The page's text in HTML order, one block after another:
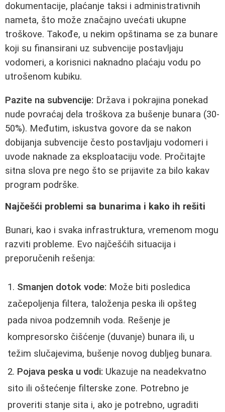
dokumentacije, plaćanje taksi i administrativnih
nameta, što može značajno uvećati ukupne
troškove. Takođe, u nekim opštinama se za bunare
koji su finansirani uz subvencije postavljaju
vodomeri, a korisnici naknadno plaćaju vodu po
utrošenom kubiku.
Pazite na subvencije: Država i pokrajina ponekad
nude povraćaj dela troškova za bušenje bunara (30-
50%). Međutim, iskustva govore da se nakon
dobijanja subvencije često postavljaju vodomeri i
uvode naknade za eksploataciju vode. Pročitajte
sitna slova pre nego što se prijavite za bilo kakav
program podrške.
Najčešći problemi sa bunarima i kako ih rešiti
Bunari, kao i svaka infrastruktura, vremenom mogu
razviti probleme. Evo najčešćih situacija i
preporučenih rešenja:
Smanjen dotok vode: Može biti posledica
začepoljenja filtera, taloženja peska ili opšteg
pada nivoa podzemnih voda. Rešenje je
kompresorsko čišćenje (duvanje) bunara ili, u
težim slučajevima, bušenje novog dubljeg bunara.
Pojava peska u vodi: Ukazuje na neadekvatno
sito ili oštećenje filterske zone. Potrebno je
proveriti stanje sita i, ako je potrebno, ugraditi